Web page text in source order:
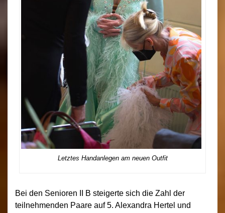
Letztes Handanlegen am neuen Outfit
Bei den Senioren II B steigerte sich die Zahl der
teilnehmenden Paare auf 5. Alexandra Hertel und